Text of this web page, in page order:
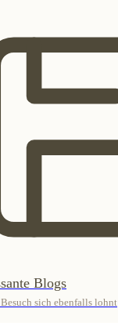
Blogs
sich ebenfalls lohnt